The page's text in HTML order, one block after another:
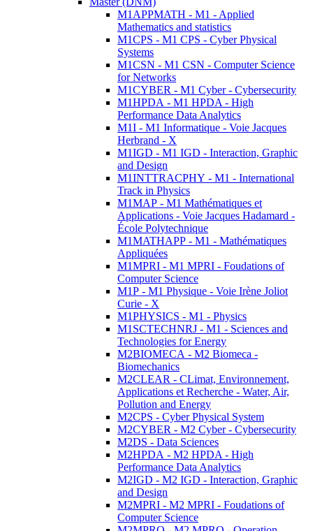
M1APPMATH - M1 - Applied
Mathematics and statistics
M1CPS - M1 CPS - Cyber Physical
Systems
M1CSN - M1 CSN - Computer Science
for Networks
M1CYBER - M1 Cyber - Cybersecurity
M1HPDA - M1 HPDA - High
Performance Data Analytics
M1I - M1 Informatique - Voie Jacques
Herbrand - X
M1IGD - M1 IGD - Interaction, Graphic
and Design
M1INTTRACPHY - M1 - International
Track in Physics
M1MAP - M1 Mathématiques et
Applications - Voie Jacques Hadamard -
École Polytechnique
M1MATHAPP - M1 - Mathématiques
Appliquées
M1MPRI - M1 MPRI - Foudations of
Computer Science
M1P - M1 Physique - Voie Irène Joliot
Curie - X
M1PHYSICS - M1 - Physics
M1SCTECHNRJ - M1 - Sciences and
Technologies for Energy
M2BIOMECA - M2 Biomeca -
Biomechanics
M2CLEAR - CLimat, Environnement,
Applications et Recherche - Water, Air,
Pollution and Energy
M2CPS - Cyber Physical System
M2CYBER - M2 Cyber - Cybersecurity
M2DS - Data Sciences
M2HPDA - M2 HPDA - High
Performance Data Analytics
M2IGD - M2 IGD - Interaction, Graphic
and Design
M2MPRI - M2 MPRI - Foudations of
Computer Science